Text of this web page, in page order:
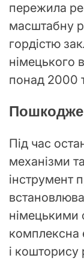
пережила
масштабну
гордістю
німецького
понад 2000
Під час
механізми
інструмент
німецькими
комплексна
і кошторису